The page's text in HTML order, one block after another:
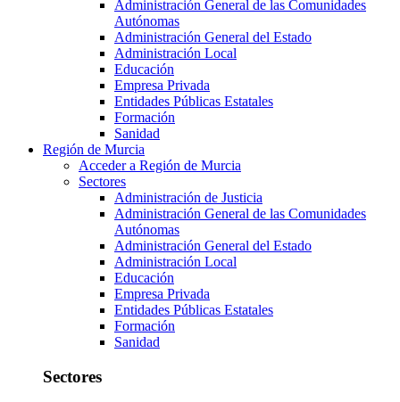
Administración General de las Comunidades
Autónomas
Administración General del Estado
Administración Local
Educación
Empresa Privada
Entidades Públicas Estatales
Formación
Sanidad
Región de Murcia
Acceder a Región de Murcia
Sectores
Administración de Justicia
Administración General de las Comunidades
Autónomas
Administración General del Estado
Administración Local
Educación
Empresa Privada
Entidades Públicas Estatales
Formación
Sanidad
Sectores